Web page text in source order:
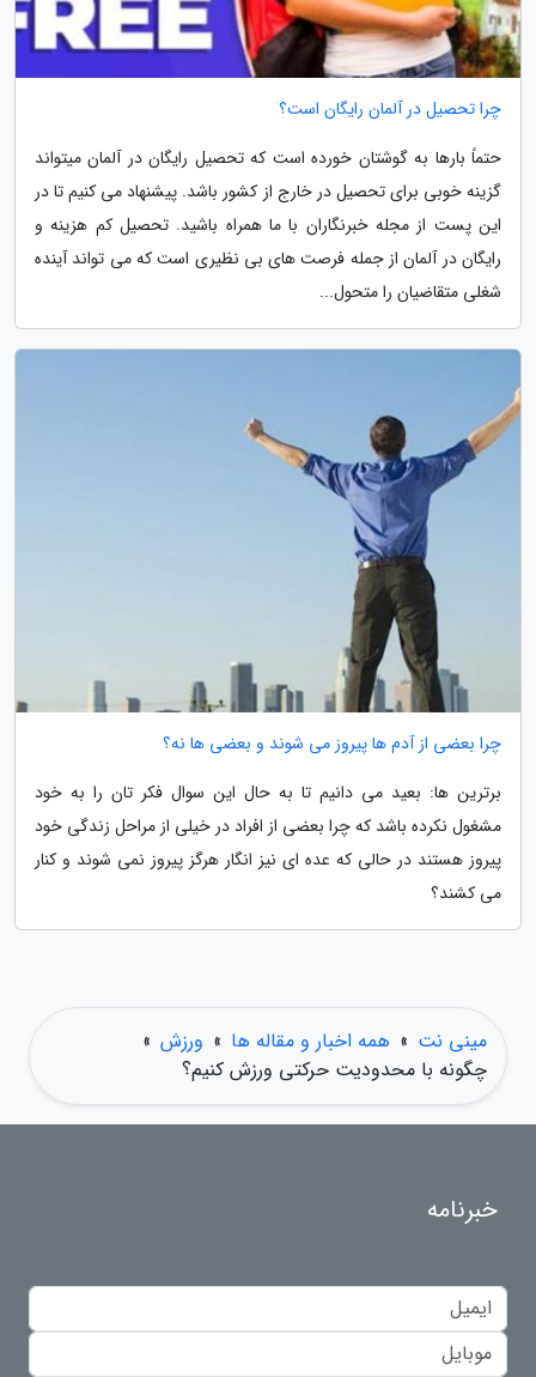
چرا تحصیل در آلمان رایگان است؟
حتماً بارها به گوشتان خورده است که تحصیل رایگان در آلمان میتواند
گزینه خوبی برای تحصیل در خارج از کشور باشد. پیشنهاد می کنیم تا در
این پست از مجله خبرنگاران با ما همراه باشید. تحصیل کم هزینه و
رایگان در آلمان از جمله فرصت های بی نظیری است که می تواند آینده
شغلی متقاضیان را متحول...
چرا بعضی از آدم ها پیروز می شوند و بعضی ها نه؟
برترین ها: بعید می دانیم تا به حال این سوال فکر تان را به خود
مشغول نکرده باشد که چرا بعضی از افراد در خیلی از مراحل زندگی خود
پیروز هستند در حالی که عده ای نیز انگار هرگز پیروز نمی شوند و کنار
می کشند؟
مینی نت » همه اخبار و مقاله ها » ورزش »
چگونه با محدودیت حرکتی ورزش کنیم؟
خبرنامه